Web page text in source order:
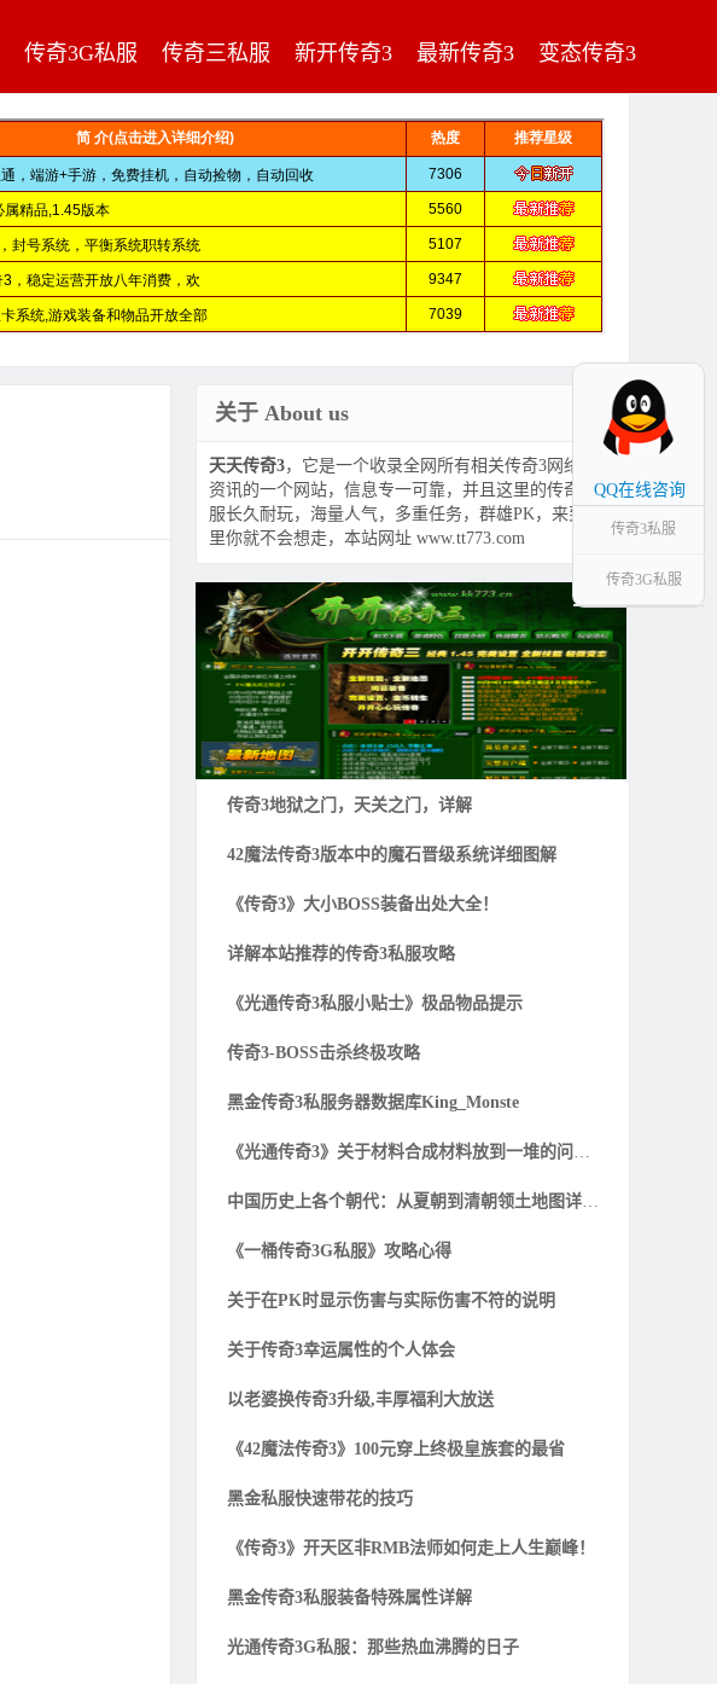
传奇3G私服 传奇三私服 新开传奇3 最新传奇3 变态传奇3
关于 About us
天天传奇3，它是一个收录全网所有相关传奇3网络游戏
资讯的一个网站，信息专一可靠，并且这里的传奇3私
服长久耐玩，海量人气，多重任务，群雄PK，来到这
里你就不会想走，本站网址 www.tt773.com
传奇3地狱之门，天关之门，详解
42魔法传奇3版本中的魔石晋级系统详细图解
《传奇3》大小BOSS装备出处大全！
详解本站推荐的传奇3私服攻略
《光通传奇3私服小贴士》极品物品提示
传奇3-BOSS击杀终极攻略
黑金传奇3私服务器数据库King_Monste
《光通传奇3》关于材料合成材料放到一堆的问题解
中国历史上各个朝代：从夏朝到清朝领土地图详细一
《一桶传奇3G私服》攻略心得
关于在PK时显示伤害与实际伤害不符的说明
关于传奇3幸运属性的个人体会
以老婆换传奇3升级,丰厚福利大放送
《42魔法传奇3》100元穿上终极皇族套的最省
黑金私服快速带花的技巧
《传奇3》开天区非RMB法师如何走上人生巅峰！
黑金传奇3私服装备特殊属性详解
光通传奇3G私服：那些热血沸腾的日子
QQ在线咨询
传奇3私服
传奇3G私服